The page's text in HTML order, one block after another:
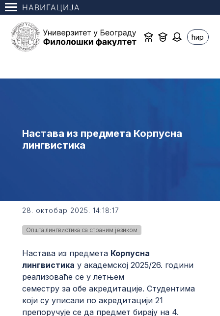
НАВИГАЦИЈА
ћир
Настава из предмета Корпусна
лингвистика
28. октобар 2025. 14:18:17
Општа лингвистика са страним језиком
Настава из предмета Корпусна
лингвистика у академској 2025/26. години
реализоваће се у летњем
семестру за обе акредитације. Студентима
који су уписали по акредитацији 21
препоручује се да предмет бирају на 4.